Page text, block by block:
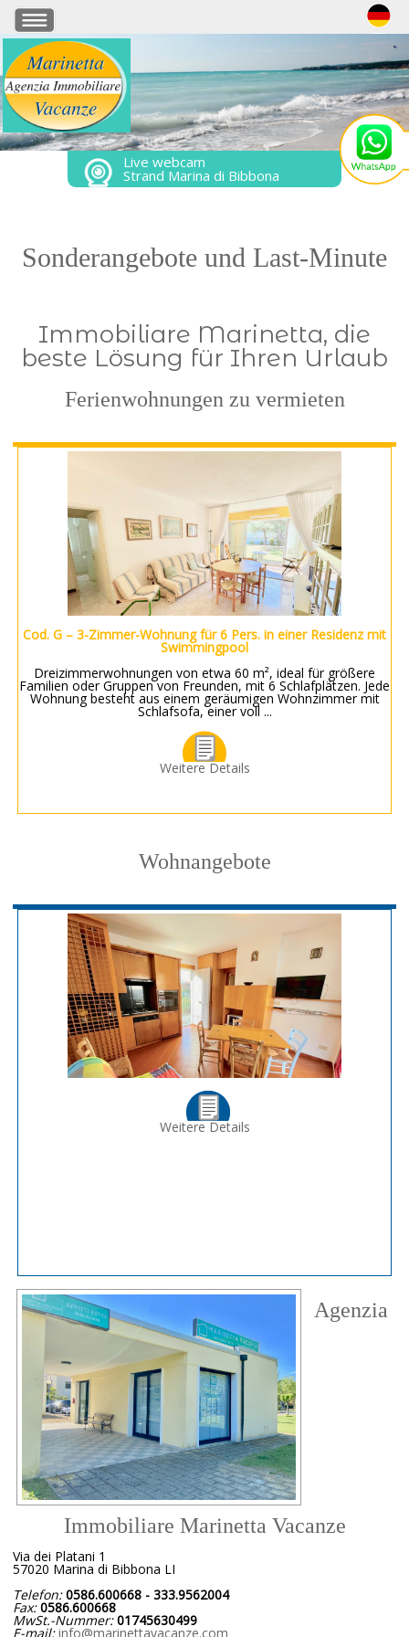
Live webcam
Strand Marina di Bibbona
Sonderangebote und Last-Minute
Immobiliare Marinetta, die
beste Lösung für Ihren Urlaub
Ferienwohnungen zu vermieten
Cod. G – 3-Zimmer-Wohnung für 6 Pers. in einer Residenz mit
Swimmingpool
Dreizimmerwohnungen von etwa 60 m², ideal für größere
Familien oder Gruppen von Freunden, mit 6 Schlafplätzen. Jede
Wohnung besteht aus einem geräumigen Wohnzimmer mit
Schlafsofa, einer voll ...
Weitere Details
Wohnangebote
Weitere Details
Agenzia
Immobiliare Marinetta Vacanze
Via dei Platani 1
57020 Marina di Bibbona LI
Telefon:0586.600668 - 333.9562004
Fax:0586.600668
MwSt.-Nummer:01745630499
E-mail:info@marinettavacanze.com